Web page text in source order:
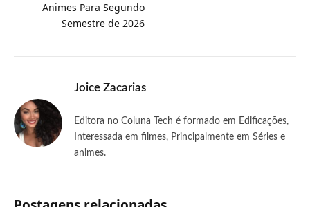
Animes Para Segundo
Semestre de 2026
Joice Zacarias
Editora no Coluna Tech é formado em Edificações,
Interessada em filmes, Principalmente em Séries e
animes.